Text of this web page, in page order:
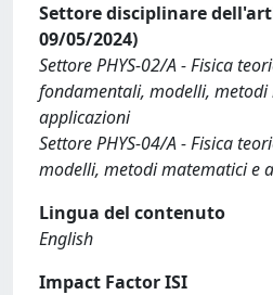
Settore disciplinare
09/05/2024)
Settore PHYS-02/A - Fisica
fondamentali, modelli, metodi
applicazioni
Settore PHYS-04/A - Fisica
modelli, metodi matematici e
Lingua del contenuto
English
Impact Factor ISI